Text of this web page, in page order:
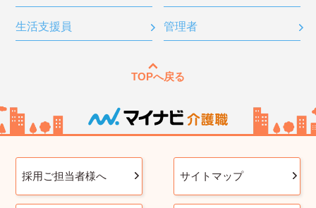
生活支援員 管理者
TOPへ戻る
採用ご担当者様へ サイトマップ